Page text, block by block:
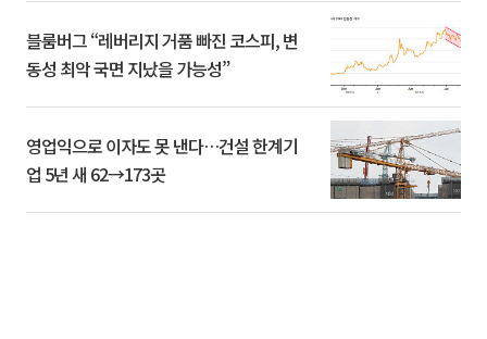
블룸버그 “레버리지 거품 빠진 코스피, 변
동성 최악 국면 지났을 가능성”
영업익으로 이자도 못 낸다…건설 한계기
업 5년 새 62→173곳